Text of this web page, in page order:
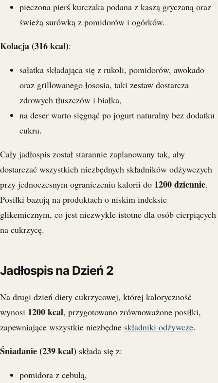
pieczona pierś kurczaka podana z kaszą gryczaną oraz
świeżą surówką z pomidorów i ogórków.
Kolacja (316 kcal):
sałatka składająca się z rukoli, pomidorów, awokado
oraz grillowanego łososia, taki zestaw dostarcza
zdrowych tłuszczów i białka,
na deser warto sięgnąć po jogurt naturalny bez dodatku
cukru.
Cały jadłospis został starannie zaplanowany tak, aby
dostarczać wszystkich niezbędnych składników odżywczych
przy jednoczesnym ograniczeniu kalorii do 1200 dziennie.
Posiłki bazują na produktach o niskim indeksie
glikemicznym, co jest niezwykle istotne dla osób cierpiących
na cukrzycę.
Jadłospis na Dzień 2
Na drugi dzień diety cukrzycowej, której kaloryczność
wynosi 1200 kcal, przygotowano zrównoważone posiłki,
zapewniające wszystkie niezbędne składniki odżywcze.
Śniadanie (239 kcal) składa się z:
pomidora z cebulą,